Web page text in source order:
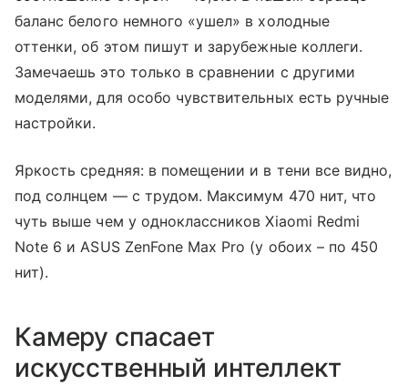
баланс белого немного «ушел» в холодные
оттенки, об этом пишут и зарубежные коллеги.
Замечаешь это только в сравнении с другими
моделями, для особо чувствительных есть ручные
настройки.
Яркость средняя: в помещении и в тени все видно,
под солнцем — с трудом. Максимум 470 нит, что
чуть выше чем у одноклассников Xiaomi Redmi
Note 6 и ASUS ZenFone Max Pro (у обоих – по 450
нит).
Камеру спасает
искусственный интеллект